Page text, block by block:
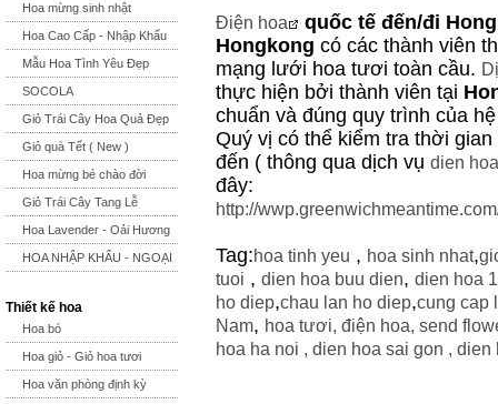
Hoa mừng sinh nhật
Hoa Cao Cấp - Nhập Khẩu
Mẫu Hoa Tình Yêu Đẹp
SOCOLA
Giỏ Trái Cây Hoa Quả Đẹp
Giỏ quà Tết ( New )
Hoa mừng bé chào đời
Giỏ Trái Cây Tang Lễ
Hoa Lavender - Oải Hương
HOA NHẬP KHẨU - NGOẠI
Thiết kế hoa
Hoa bó
Hoa giỏ - Giỏ hoa tươi
Hoa văn phòng định kỳ
Điện hoa quốc tế đến/đi
Hongkong có các thành viên
mạng lưới hoa tươi toàn cầu.
thực hiện bởi thành viên tại
chuẩn và đúng quy trình của
Quý vị có thể kiểm tra thời
đến ( thông qua dịch vụ dien
đây:
http://
Tag:hoa tinh yeu , hoa sinh nhat,
tuoi , dien hoa buu dien, dien hoa
ho diep,chau lan ho diep,cung cap
Nam, hoa tươi, điện hoa, send
hoa ha noi , dien hoa sai gon , dien